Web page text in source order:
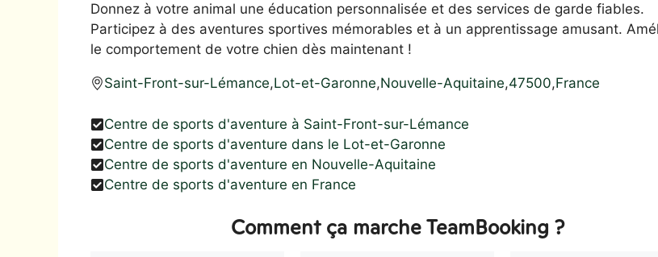
Donnez à votre animal une éducation personnalisée et des services de garde fiables.
Participez à des aventures sportives mémorables et à un apprentissage amusant.
le comportement de votre chien dès maintenant !
Saint-Front-sur-Lémance,Lot-et-Garonne,Nouvelle-Aquitaine,47500,France
Centre de sports d'aventure à Saint-Front-sur-Lémance
Centre de sports d'aventure dans le Lot-et-Garonne
Centre de sports d'aventure en Nouvelle-Aquitaine
Centre de sports d'aventure en France
Comment ça marche TeamBooking ?